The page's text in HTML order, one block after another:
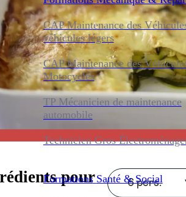
CAP Maintenance des
véhicules légers
CAP Maintenance des
Motocycles
TP Mécanicien de maintenance
automobile
Technicien Gros
Formations Santé & Social
pour 6 pers.